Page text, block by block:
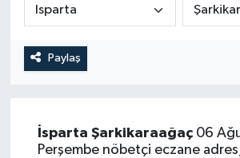
Paylaş
İsparta Şarkikaraağaç06
Perşembe nöbetçi eczane